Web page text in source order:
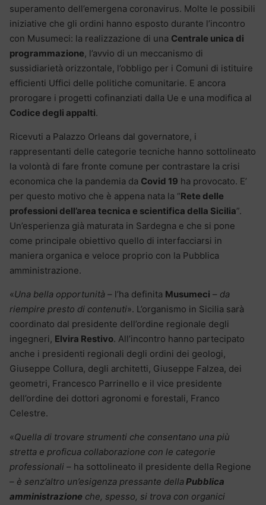
superamento dell’emergena coronavirus. Molte le possibili
iniziative che gli ordini hanno esposto durante l’incontro
con Musumeci: la realizzazione di una Centrale unica di
programmazione, l’avvio di un meccanismo di
sussidiarietà orizzontale, l’obbligo per i Comuni di istituire
efficienti Uffici delle politiche comunitarie. E ancora
prorogare i progetti cofinanziati dalla Ue e una modifica al
Codice degli appalti.
Ricevuti a Palazzo Orleans dal governatore, i
rappresentanti delle categorie tecniche hanno sottolineato
la volontà di fare fronte comune per contrastare la crisi
economica che la pandemia da Covid 19 ha provocato. E’
per questo motivo che è appena nata la “Rete delle
professioni dell’area tecnica e scientifica della Sicilia”.
Un’esperienza già maturata in Sardegna e che si pone
come principale obiettivo quello di interfacciarsi in
maniera organica e veloce proprio con la Pubblica
amministrazione.
«Una bella opportunità – l’ha definita Musumeci – da
riempire presto di contenuti». L’organismo in Sicilia sarà
coordinato dal presidente dell’ordine regionale degli
ingegneri, Elvira Restivo. All’incontro hanno partecipato
anche i presidenti regionali degli ordini dei geologi,
Giuseppe Collura, degli architetti, Giuseppe Falzea, dei
geometri, Francesco Parrinello e il vice presidente
dell’ordine dei dottori agronomi e forestali, Franco
Celestre.
«Quella di trovare strumenti che consentano una più
stretta e proficua collaborazione con le categorie
professionali – ha sottolineato il presidente della Regione
– è senz’altro un’esigenza pressante dellaPubblica
amministrazione che, spesso, si trova con organici